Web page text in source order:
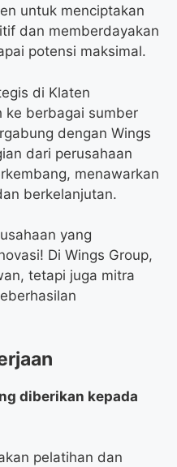
untuk menciptakan
dan memberdayakan
potensi maksimal.
di Klaten
ke berbagai sumber
dengan Wings
dari perusahaan
menawarkan
berkelanjutan.
yang
Di Wings Group,
tetapi juga mitra
diberikan kepada
pelatihan dan